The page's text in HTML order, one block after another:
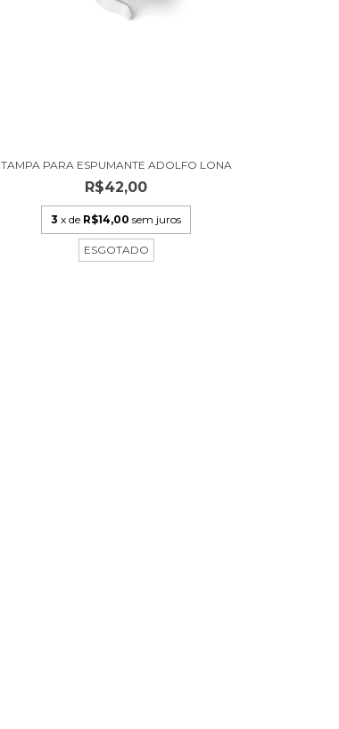
TAMPA PARA ESPUMANTE ADOLFO LONA
R$42,00
3 x de R$14,00 sem juros
ESGOTADO